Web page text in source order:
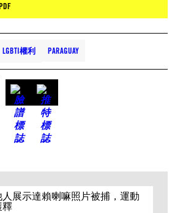
LGBTI權利 PARAGUAY
展示達賴喇嘛照片被捕，運動
釋